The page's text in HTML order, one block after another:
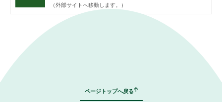
（外部サイトへ移動します。）
ページトップへ戻る